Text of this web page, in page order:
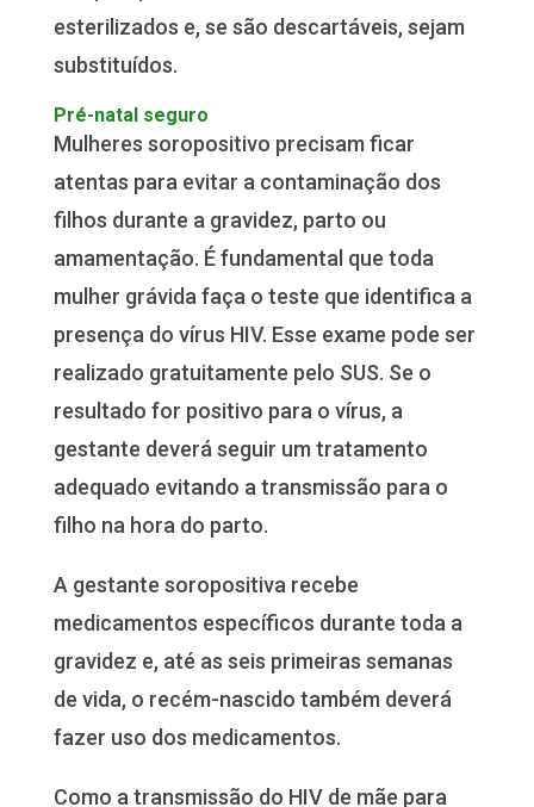
esterilizados e, se são descartáveis, sejam
substituídos.
Pré-natal seguro
Mulheres soropositivo precisam ficar
atentas para evitar a contaminação dos
filhos durante a gravidez, parto ou
amamentação. É fundamental que toda
mulher grávida faça o teste que identifica a
presença do vírus HIV. Esse exame pode ser
realizado gratuitamente pelo SUS. Se o
resultado for positivo para o vírus, a
gestante deverá seguir um tratamento
adequado evitando a transmissão para o
filho na hora do parto.
A gestante soropositiva recebe
medicamentos específicos durante toda a
gravidez e, até as seis primeiras semanas
de vida, o recém-nascido também deverá
fazer uso dos medicamentos.
Como a transmissão do HIV de mãe para